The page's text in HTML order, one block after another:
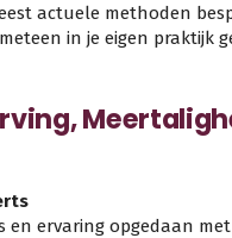
actuele methoden
in je eigen praktijk
en ervaring opgedaan